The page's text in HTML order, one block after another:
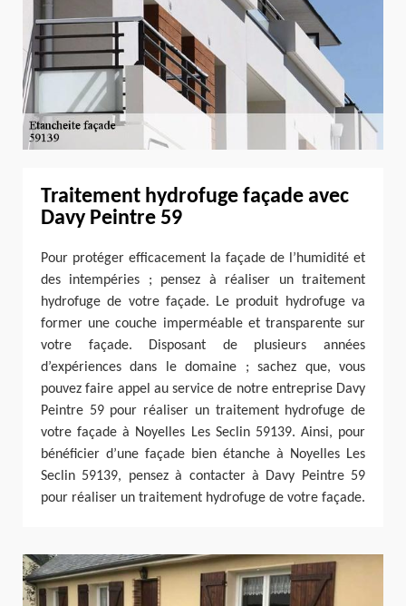
Traitement hydrofuge façade avec
Davy Peintre 59
Pour protéger efficacement la façade de l’humidité et
des intempéries ; pensez à réaliser un traitement
hydrofuge de votre façade. Le produit hydrofuge va
former une couche imperméable et transparente sur
votre façade. Disposant de plusieurs années
d’expériences dans le domaine ; sachez que, vous
pouvez faire appel au service de notre entreprise Davy
Peintre 59 pour réaliser un traitement hydrofuge de
votre façade à Noyelles Les Seclin 59139. Ainsi, pour
bénéficier d’une façade bien étanche à Noyelles Les
Seclin 59139, pensez à contacter à Davy Peintre 59
pour réaliser un traitement hydrofuge de votre façade.